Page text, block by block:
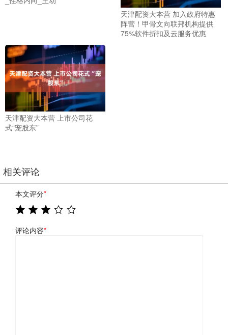
天津配资大本营 加入政府特惠
阵营！甲骨文向联邦机构提供
75%软件折扣及云服务优惠
天津配资大本营 上市公司花
式“宠股东”
相关评论
本文评分*
评论内容*